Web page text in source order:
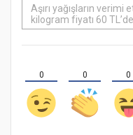
Aşırı yağışların
kilogram fiyatı 60
0 0 0